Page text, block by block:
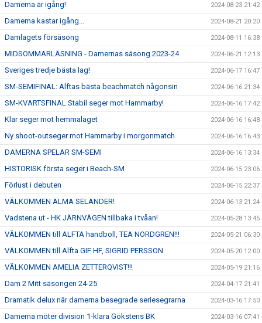
Damerna är igång! 2024-08-23 21:42
Damerna kastar igång... 2024-08-21 20:20
Damlagets försäsong 2024-08-11 16:38
MIDSOMMARLÄSNING - Damernas säsong 2023-24 2024-06-21 12:13
Sveriges tredje bästa lag! 2024-06-17 16:47
SM-SEMIFINAL: Alftas bästa beachmatch någonsin 2024-06-16 21:34
SM-KVARTSFINAL Stabil seger mot Hammarby! 2024-06-16 17:42
Klar seger mot hemmalaget 2024-06-16 16:48
Ny shoot-outseger mot Hammarby i morgonmatch 2024-06-16 16:43
DAMERNA SPELAR SM-SEMI 2024-06-16 13:34
HISTORISK första seger i Beach-SM 2024-06-15 23:06
Förlust i debuten 2024-06-15 22:37
VÄLKOMMEN ALMA SELANDER! 2024-06-13 21:24
Vadstena ut - HK JÄRNVÄGEN tillbaka i tvåan! 2024-05-28 13:45
VÄLKOMMEN till ALFTA handboll, TEA NORDGREN!!! 2024-05-21 06:30
VÄLKOMMEN till Alfta GIF HF, SIGRID PERSSON 2024-05-20 12:00
VÄLKOMMEN AMELIA ZETTERQVIST!!! 2024-05-19 21:16
Dam 2 Mitt säsongen 24-25 2024-04-17 21:41
Dramatik delux när damerna besegrade seriesegrarna 2024-03-16 17:50
Damerna möter division 1-klara Gökstens BK 2024-03-16 07:41